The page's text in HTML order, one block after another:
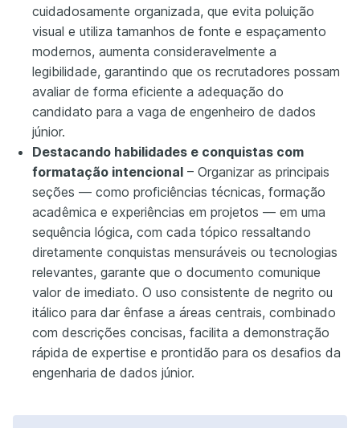
cuidadosamente organizada, que evita poluição
visual e utiliza tamanhos de fonte e espaçamento
modernos, aumenta consideravelmente a
legibilidade, garantindo que os recrutadores possam
avaliar de forma eficiente a adequação do
candidato para a vaga de engenheiro de dados
júnior.
Destacando habilidades e conquistas com
formatação intencional – Organizar as principais
seções — como proficiências técnicas, formação
acadêmica e experiências em projetos — em uma
sequência lógica, com cada tópico ressaltando
diretamente conquistas mensuráveis ou tecnologias
relevantes, garante que o documento comunique
valor de imediato. O uso consistente de negrito ou
itálico para dar ênfase a áreas centrais, combinado
com descrições concisas, facilita a demonstração
rápida de expertise e prontidão para os desafios da
engenharia de dados júnior.